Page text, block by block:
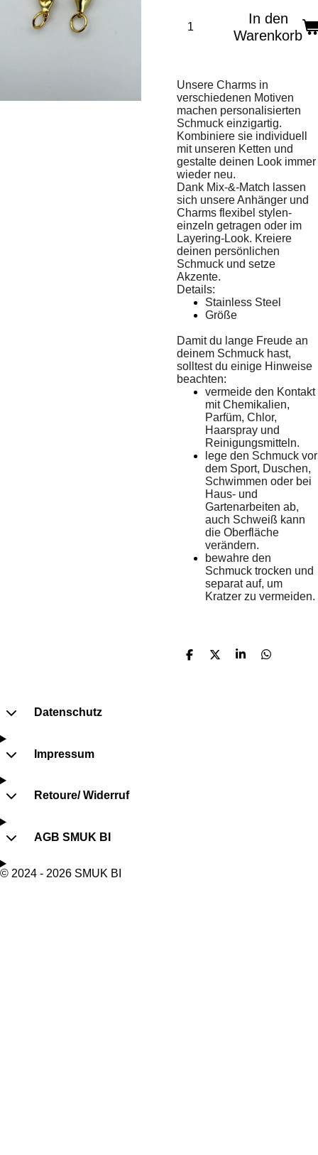
In den
Warenkorb
Unsere Charms in
verschiedenen Motiven
machen personalisierten
Schmuck einzigartig.
Kombiniere sie individuell
mit unseren Ketten und
gestalte deinen Look immer
wieder neu.
Dank Mix-&-Match lassen
sich unsere Anhänger und
Charms flexibel stylen-
einzeln getragen oder im
Layering-Look. Kreiere
deinen persönlichen
Schmuck und setze
Akzente.
Details:
Stainless Steel
Größe
Damit du lange Freude an
deinem Schmuck hast,
solltest du einige Hinweise
beachten:
vermeide den Kontakt
mit Chemikalien,
Parfüm, Chlor,
Haarspray und
Reinigungsmitteln.
lege den Schmuck vor
dem Sport, Duschen,
Schwimmen oder bei
Haus- und
Gartenarbeiten ab,
auch Schweiß kann
die Oberfläche
verändern.
bewahre den
Schmuck trocken und
separat auf, um
Kratzer zu vermeiden.
T
T
T
T
Datenschutz
Impressum
Retoure/ Widerruf
AGB SMUK BI
© 2024 - 2026 SMUK BI